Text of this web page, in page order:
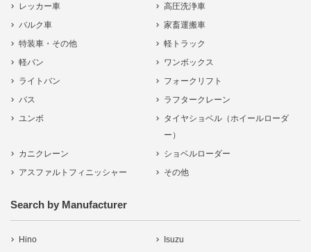
レッカー車
高圧洗浄車
バルク車
家畜運搬車
特装車・その他
軽トラック
軽バン
ワンボックス
ライトバン
フォークリフト
バス
ラフタークレーン
ユンボ
タイヤショベル（ホイールローダ
ー）
カニクレーン
ショベルローダー
アスファルトフィニッシャー
その他
Search by Manufacturer
Hino
Isuzu